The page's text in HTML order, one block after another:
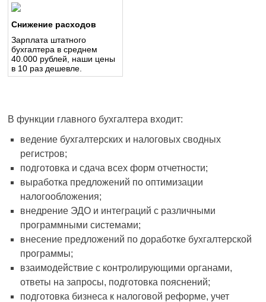
Снижение расходов
Зарплата штатного
бухгалтера в среднем
40.000 рублей, наши цены
в 10 раз дешевле.
В функции главного бухгалтера входит:
ведение бухгалтерских и налоговых сводных
регистров;
подготовка и сдача всех форм отчетности;
выработка предложений по оптимизации
налогообложения;
внедрение ЭДО и интеграций с различными
программными системами;
внесение предложений по доработке бухгалтерской
программы;
взаимодействие с контролирующими органами,
ответы на запросы, подготовка пояснений;
подготовка бизнеса к налоговой реформе, учет